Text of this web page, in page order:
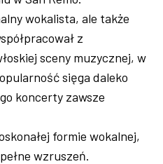
wokalista, ale także
z
sceny muzycznej, w
sięga daleko
koncerty zawsze
formie wokalnej,
wzruszeń.